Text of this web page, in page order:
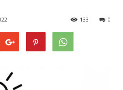
0
133